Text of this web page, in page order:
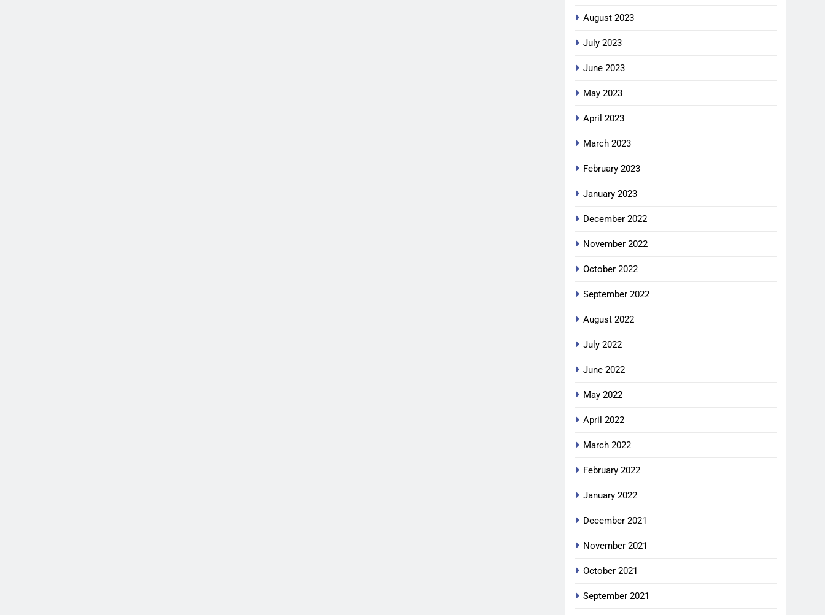
August 2023
July 2023
June 2023
May 2023
April 2023
March 2023
February 2023
January 2023
December 2022
November 2022
October 2022
September 2022
August 2022
July 2022
June 2022
May 2022
April 2022
March 2022
February 2022
January 2022
December 2021
November 2021
October 2021
September 2021